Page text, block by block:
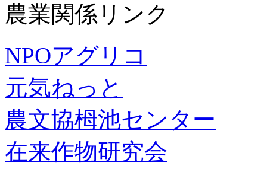
農業関係リンク
NPOアグリコ
元気ねっと
農文協栂池センター
在来作物研究会